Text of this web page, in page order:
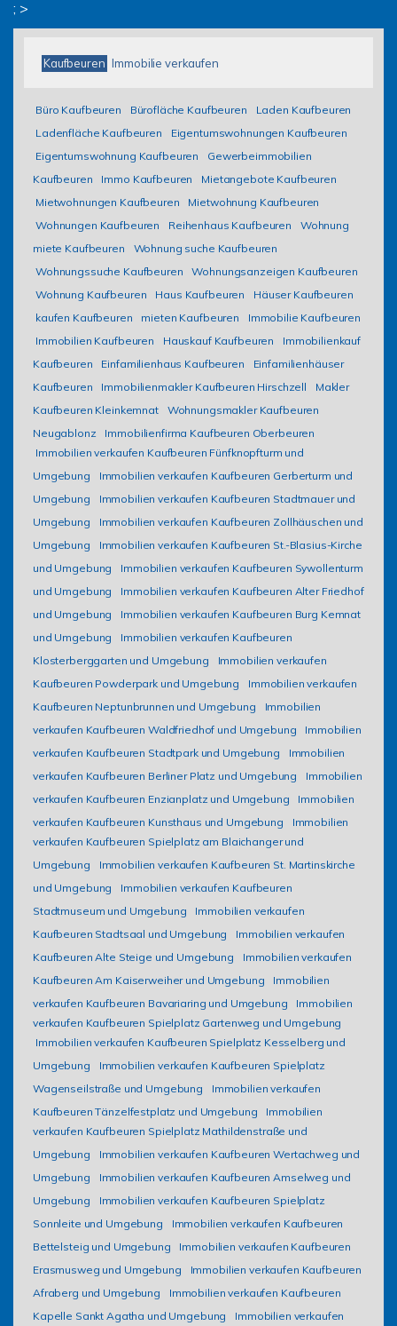
; >
Kaufbeuren Immobilie verkaufen
Büro Kaufbeuren Bürofläche Kaufbeuren
Laden Kaufbeuren
Ladenfläche Kaufbeuren
Eigentumswohnungen Kaufbeuren
Eigentumswohnung Kaufbeuren
Gewerbeimmobilien
Kaufbeuren
Immo Kaufbeuren
Mietangebote Kaufbeuren
Mietwohnungen Kaufbeuren
Mietwohnung Kaufbeuren
Wohnungen Kaufbeuren
Reihenhaus Kaufbeuren
Wohnung
miete Kaufbeuren
Wohnung suche Kaufbeuren
Wohnungssuche Kaufbeuren
Wohnungsanzeigen Kaufbeuren
Wohnung Kaufbeuren
Haus Kaufbeuren
Häuser Kaufbeuren
kaufen Kaufbeuren
mieten Kaufbeuren
Immobilie Kaufbeuren
Immobilien Kaufbeuren
Hauskauf Kaufbeuren
Immobilienkauf
Kaufbeuren
Einfamilienhaus Kaufbeuren
Einfamilienhäuser
Kaufbeuren
Immobilienmakler Kaufbeuren Hirschzell
Makler
Kaufbeuren Kleinkemnat
Wohnungsmakler Kaufbeuren
Neugablonz
Immobilienfirma Kaufbeuren Oberbeuren
Immobilien verkaufen Kaufbeuren Fünfknopfturm und
Umgebung
Immobilien verkaufen Kaufbeuren Gerberturm und
Umgebung
Immobilien verkaufen Kaufbeuren Stadtmauer und
Umgebung
Immobilien verkaufen Kaufbeuren Zollhäuschen und
Umgebung
Immobilien verkaufen Kaufbeuren St.-Blasius-Kirche
und Umgebung
Immobilien verkaufen Kaufbeuren Sywollenturm
und Umgebung
Immobilien verkaufen Kaufbeuren Alter Friedhof
und Umgebung
Immobilien verkaufen Kaufbeuren Burg Kemnat
und Umgebung
Immobilien verkaufen Kaufbeuren
Klosterberggarten und Umgebung
Immobilien verkaufen
Kaufbeuren Powderpark und Umgebung
Immobilien verkaufen
Kaufbeuren Neptunbrunnen und Umgebung
Immobilien
verkaufen Kaufbeuren Waldfriedhof und Umgebung
Immobilien
verkaufen Kaufbeuren Stadtpark und Umgebung
Immobilien
verkaufen Kaufbeuren Berliner Platz und Umgebung
Immobilien
verkaufen Kaufbeuren Enzianplatz und Umgebung
Immobilien
verkaufen Kaufbeuren Kunsthaus und Umgebung
Immobilien
verkaufen Kaufbeuren Spielplatz am Blaichanger und
Umgebung
Immobilien verkaufen Kaufbeuren St. Martinskirche
und Umgebung
Immobilien verkaufen Kaufbeuren
Stadtmuseum und Umgebung
Immobilien verkaufen
Kaufbeuren Stadtsaal und Umgebung
Immobilien verkaufen
Kaufbeuren Alte Steige und Umgebung
Immobilien verkaufen
Kaufbeuren Am Kaiserweiher und Umgebung
Immobilien
verkaufen Kaufbeuren Bavariaring und Umgebung
Immobilien
verkaufen Kaufbeuren Spielplatz Gartenweg und Umgebung
Immobilien verkaufen Kaufbeuren Spielplatz Kesselberg und
Umgebung
Immobilien verkaufen Kaufbeuren Spielplatz
Wagenseilstraße und Umgebung
Immobilien verkaufen
Kaufbeuren Tänzelfestplatz und Umgebung
Immobilien
verkaufen Kaufbeuren Spielplatz Mathildenstraße und
Umgebung
Immobilien verkaufen Kaufbeuren Wertachweg und
Umgebung
Immobilien verkaufen Kaufbeuren Amselweg und
Umgebung
Immobilien verkaufen Kaufbeuren Spielplatz
Sonnleite und Umgebung
Immobilien verkaufen Kaufbeuren
Bettelsteig und Umgebung
Immobilien verkaufen Kaufbeuren
Erasmusweg und Umgebung
Immobilien verkaufen Kaufbeuren
Afraberg und Umgebung
Immobilien verkaufen Kaufbeuren
Kapelle Sankt Agatha und Umgebung
Immobilien verkaufen